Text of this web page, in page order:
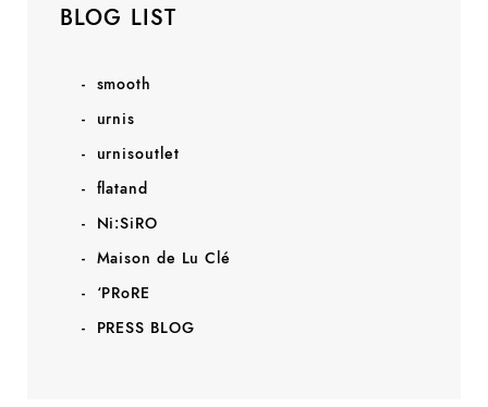
BLOG LIST
smooth
urnis
urnisoutlet
flatand
Ni:SiRO
Maison de Lu Clé
‘PRoRE
PRESS BLOG